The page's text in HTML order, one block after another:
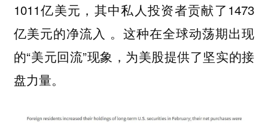
1011亿美元，其中私人投资者贡献了1473
亿美元的净流入 。这种在全球动荡期出现
的“美元回流”现象，为美股提供了坚实的接
盘力量。